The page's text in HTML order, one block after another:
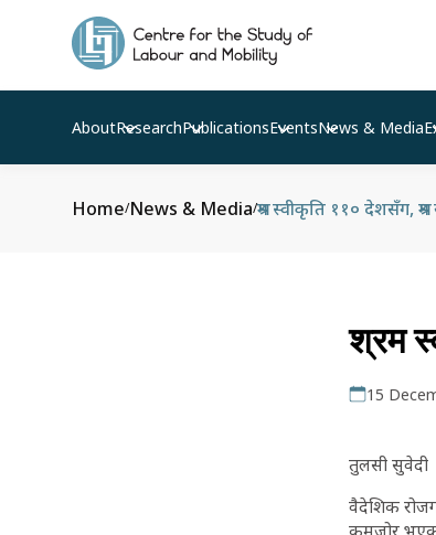
AboutResearchPublicationsEventsNews & Media
Home/News & Media/श्रम स्वीकृति ११० देशसँग,
श्रम
15
तुलसी सुवेदी
वैदेशिक